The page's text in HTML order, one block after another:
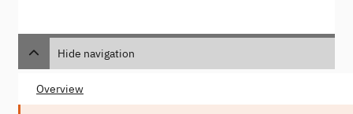
Hide navigation
Overview